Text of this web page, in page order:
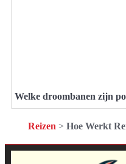
Welke droombanen zijn
Reizen > Hoe Werkt